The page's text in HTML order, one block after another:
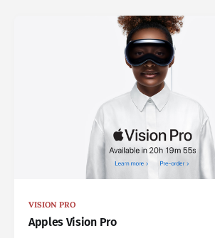
VISION PRO
Apples Vision Pro